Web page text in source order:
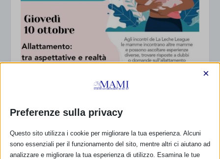
SAM 2024 a Treviso
Preferenze sulla privacy
×
Questo sito utilizza i cookie per migliorare la tua esperienza. Alcuni
sono essenziali per il funzionamento del sito, mentre altri ci aiutano ad
analizzare e migliorare la tua esperienza di utilizzo. Esamina le tue